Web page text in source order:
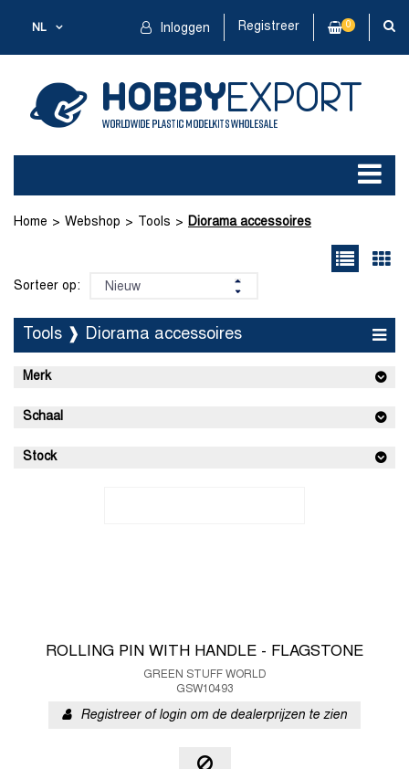
NL Inloggen Registreer 0
Home Webshop Tools Diorama accessoires
Sorteer op:
Tools ❱ Diorama accessoires
Merk
Schaal
Stock
ROLLING PIN WITH HANDLE - FLAGSTONE
GREEN STUFF WORLD
GSW10493
Registreer of login om de dealerprijzen te zien